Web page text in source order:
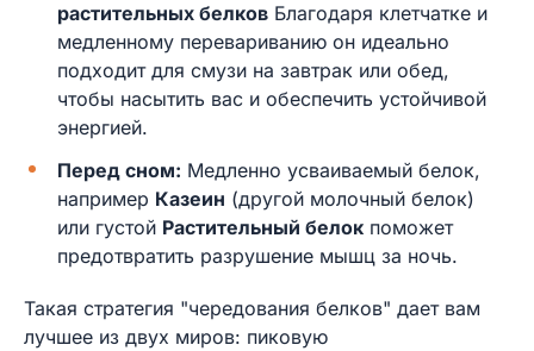
растительных белков Благодаря клетчатке и
медленному перевариванию он идеально
подходит для смузи на завтрак или обед,
чтобы насытить вас и обеспечить устойчивой
энергией.
Перед сном: Медленно усваиваемый белок,
например Казеин (другой молочный белок)
или густой Растительный белок поможет
предотвратить разрушение мышц за ночь.
Такая стратегия "чередования белков" дает вам
лучшее из двух миров: пиковую